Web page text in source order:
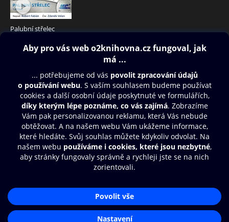
Palubní střelec
79 Kč
Obsah ke stažení
Moje O2 Knihovna
Další zábava
© O2 Czech Republic a.s.
Přístupnost
Zásady zpracování osobních údajůAplikace O2 Knihovna
Čti a poslouchej své e-knihy a